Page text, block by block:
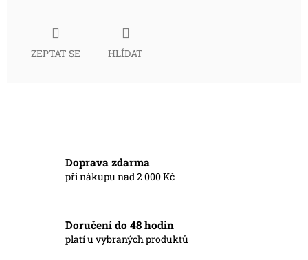
ZEPTAT SE HLÍDAT
Doprava zdarma
při nákupu nad 2 000 Kč
Doručení do 48 hodin
platí u vybraných produktů